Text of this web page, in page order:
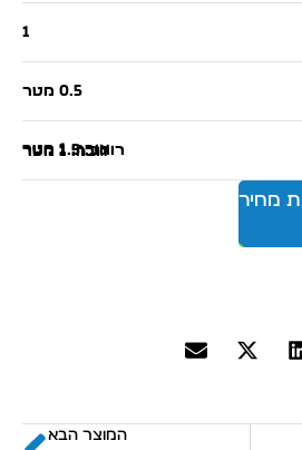
1
0.5 מטר
אורך: 1 מטר
רוחב: 1.5 מטר
גובה: 1 מטר
מחיר
המוצר הבא